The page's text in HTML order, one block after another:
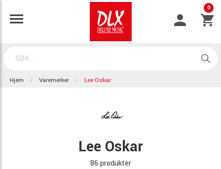
0
Hjem Varemerker Lee Oskar
Lee Oskar
86 produkter